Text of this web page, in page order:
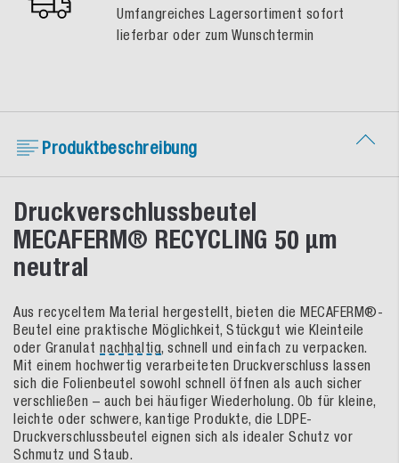
Umfangreiches Lagersortiment sofort
lieferbar oder zum Wunschtermin
Produktbeschreibung
Druckverschlussbeutel
MECAFERM® RECYCLING 50 µm
neutral
Aus recyceltem Material hergestellt, bieten die MECAFERM®-
Beutel eine praktische Möglichkeit, Stückgut wie Kleinteile
oder Granulat nachhaltig , schnell und einfach zu verpacken.
Mit einem hochwertig verarbeiteten Druckverschluss lassen
sich die Folienbeutel sowohl schnell öffnen als auch sicher
verschließen – auch bei häufiger Wiederholung. Ob für kleine,
leichte oder schwere, kantige Produkte, die LDPE-
Druckverschlussbeutel eignen sich als idealer Schutz vor
Schmutz und Staub.